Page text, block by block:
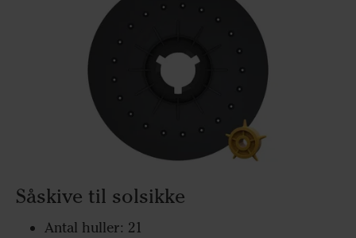
Såskive til solsikke
Antal huller: 21